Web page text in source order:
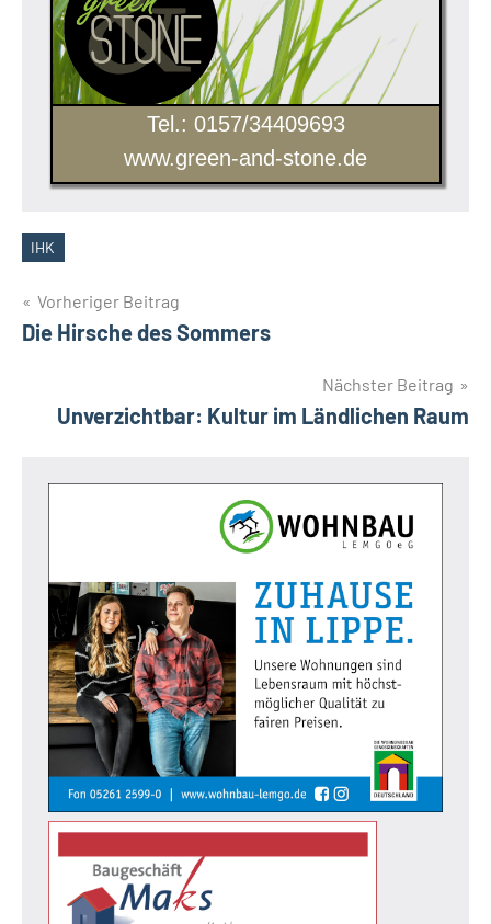
Tel.: 0157/34409693
www.green-and-stone.de
Schlagwörter
IHK
Beitragsnavigation
Vorheriger Beitrag
Die Hirsche des Sommers
Nächster Beitrag
Unverzichtbar: Kultur im Ländlichen Raum